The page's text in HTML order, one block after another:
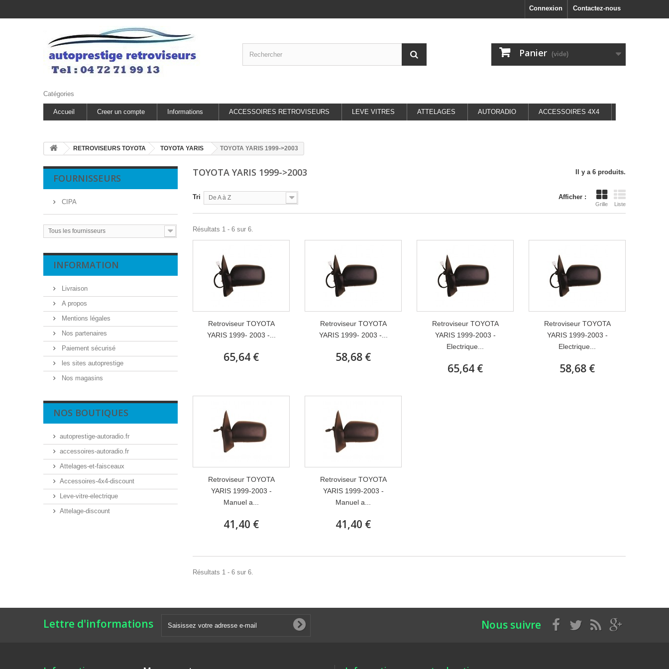
Contactez-nous
Connexion
Panier (vide)
Catégories
Accueil Creer un compte Informations ACCESSOIRES RETROVISEURS LEVE VITRES ATTELAGES AUTORADIO ACCESSOIRES 4X4
RETROVISEURS TOYOTA TOYOTA YARIS TOYOTA YARIS 1999->2003
FOURNISSEURS
CIPA
Tous les fournisseurs
INFORMATION
Livraison
A propos
Mentions légales
Nos partenaires
Paiement sécurisé
les sites autoprestige
Nos magasins
NOS BOUTIQUES
autoprestige-autoradio.fr
accessoires-autoradio.fr
Attelages-et-faisceaux
Accessoires-4x4-discount
Leve-vitre-electrique
Attelage-discount
TOYOTA YARIS 1999->2003 Il y a 6 produits.
Afficher :
Grille Liste
Tri De A à Z
Résultats 1 - 6 sur 6.
Retroviseur TOYOTA
YARIS 1999- 2003 -...
65,64 €
Retroviseur TOYOTA
YARIS 1999- 2003 -...
58,68 €
Retroviseur TOYOTA
YARIS 1999-2003 -
Electrique...
65,64 €
Retroviseur TOYOTA
YARIS 1999-2003 -
Electrique...
58,68 €
Retroviseur TOYOTA
YARIS 1999-2003 -
Manuel a...
41,40 €
Retroviseur TOYOTA
YARIS 1999-2003 -
Manuel a...
41,40 €
Résultats 1 - 6 sur 6.
Lettre d'informations Nous suivre